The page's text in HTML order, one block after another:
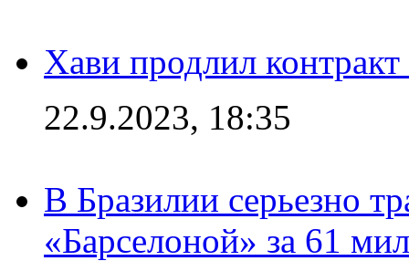
Хави продлил
22.9.2023, 18:35
В Бразилии серьезно
«Барселоной» за 61